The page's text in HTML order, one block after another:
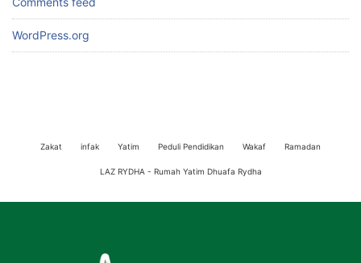
WordPress.org
Zakat infak Yatim Peduli Pendidikan Wakaf Ramadan
LAZ RYDHA - Rumah Yatim Dhuafa Rydha